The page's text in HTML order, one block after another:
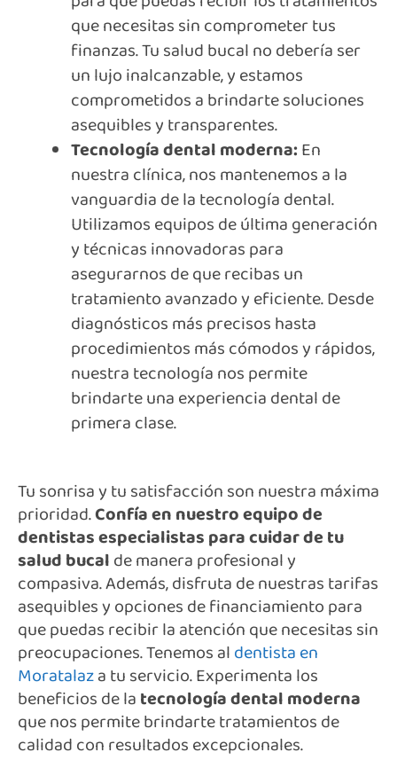
que necesitas sin comprometer tus
finanzas. Tu salud bucal no debería ser
un lujo inalcanzable, y estamos
comprometidos a brindarte soluciones
asequibles y transparentes.
Tecnología dental moderna:En
nuestra clínica, nos mantenemos a la
vanguardia de la tecnología dental.
Utilizamos equipos de última generación
y técnicas innovadoras para
asegurarnos de que recibas un
tratamiento avanzado y eficiente. Desde
diagnósticos más precisos hasta
procedimientos más cómodos y rápidos,
nuestra tecnología nos permite
brindarte una experiencia dental de
primera clase.
Tu sonrisa y tu satisfacción son nuestra máxima
prioridad.Confía en nuestro equipo de
dentistas especialistas para cuidar de tu
salud bucalde manera profesional y
compasiva. Además, disfruta de nuestras tarifas
asequibles y opciones de financiamiento para
que puedas recibir la atención que necesitas sin
preocupaciones. Tenemos aldentista en
Moratalaza tu servicio. Experimenta los
beneficios de latecnología dental moderna
que nos permite brindarte tratamientos de
calidad con resultados excepcionales.